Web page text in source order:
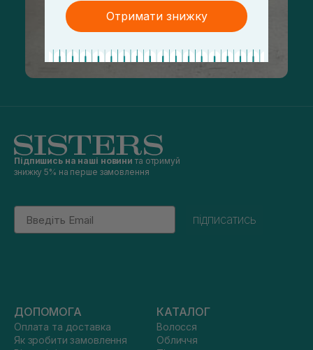
Підпишись на наші новини та отримуй
знижку 5% на перше замовлення
Email
підписатись
ДОПОМОГА
Оплата та доставка
Як зробити замовлення
КАТАЛОГ
Волосся
Обличчя
Отримати знижку